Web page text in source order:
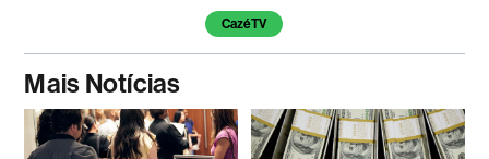
CazéTV
Mais Notícias